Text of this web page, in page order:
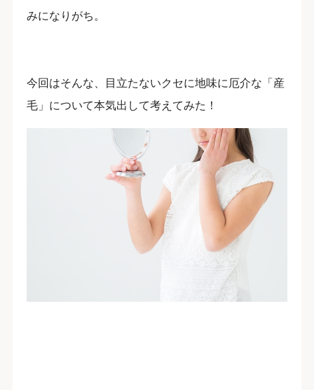
みになりがち。
今回はそんな、目立たないクセに地味に厄介な「産
毛」について本気出して考えてみた！